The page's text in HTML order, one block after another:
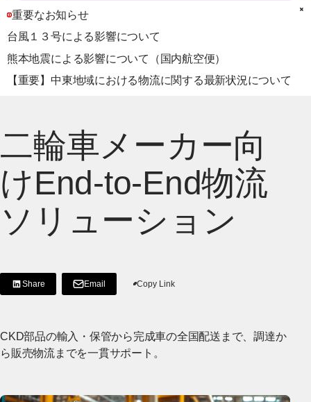
重要なお知らせ
台風１３号による影響について
熊本地震による影響について（国内航空便）
【重要】中東地域における物流に関する最新状況について
二輪車メーカー向
けEnd-to-End物流
ソリューション
Share
[Share on LinkedIn]
[別ウィンドウで開く]
Email Copy Link
CKD部品の輸入・保管から完成車の全国配送まで、調達か
ら販売物流までを一貫サポート。